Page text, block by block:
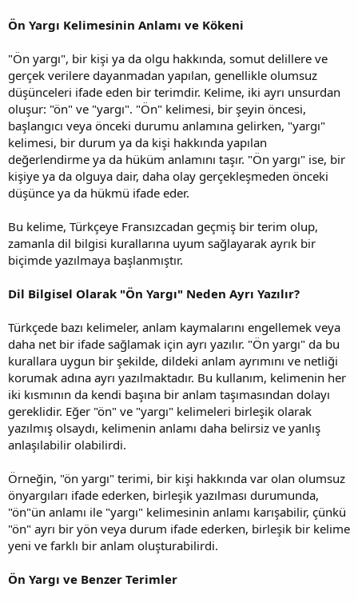
Ön Yargı Kelimesinin Anlamı ve Kökeni
"Ön yargı", bir kişi ya da olgu hakkında, somut delillere ve
gerçek verilere dayanmadan yapılan, genellikle olumsuz
düşünceleri ifade eden bir terimdir. Kelime, iki ayrı unsurdan
oluşur: "ön" ve "yargı". "Ön" kelimesi, bir şeyin öncesi,
başlangıcı veya önceki durumu anlamına gelirken, "yargı"
kelimesi, bir durum ya da kişi hakkında yapılan
değerlendirme ya da hüküm anlamını taşır. "Ön yargı" ise, bir
kişiye ya da olguya dair, daha olay gerçekleşmeden önceki
düşünce ya da hükmü ifade eder.
Bu kelime, Türkçeye Fransızcadan geçmiş bir terim olup,
zamanla dil bilgisi kurallarına uyum sağlayarak ayrık bir
biçimde yazılmaya başlanmıştır.
Dil Bilgisel Olarak "Ön Yargı" Neden Ayrı Yazılır?
Türkçede bazı kelimeler, anlam kaymalarını engellemek veya
daha net bir ifade sağlamak için ayrı yazılır. "Ön yargı" da bu
kurallara uygun bir şekilde, dildeki anlam ayrımını ve netliği
korumak adına ayrı yazılmaktadır. Bu kullanım, kelimenin her
iki kısmının da kendi başına bir anlam taşımasından dolayı
gereklidir. Eğer "ön" ve "yargı" kelimeleri birleşik olarak
yazılmış olsaydı, kelimenin anlamı daha belirsiz ve yanlış
anlaşılabilir olabilirdi.
Örneğin, "ön yargı" terimi, bir kişi hakkında var olan olumsuz
önyargıları ifade ederken, birleşik yazılması durumunda,
"ön"ün anlamı ile "yargı" kelimesinin anlamı karışabilir, çünkü
"ön" ayrı bir yön veya durum ifade ederken, birleşik bir kelime
yeni ve farklı bir anlam oluşturabilirdi.
Ön Yargı ve Benzer Terimler